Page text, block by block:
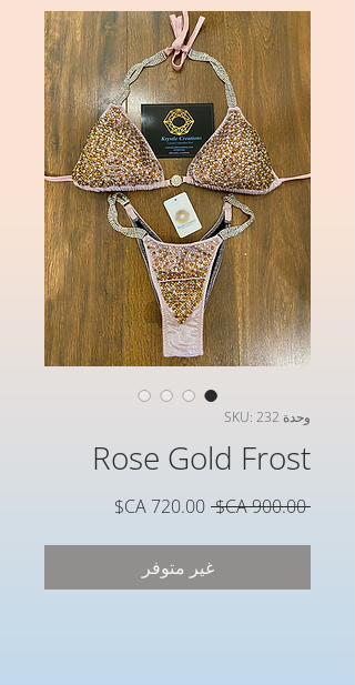
وحدة SKU: 232
Rose Gold Frost
‏900.00 CA$
سعر
غير متوفر